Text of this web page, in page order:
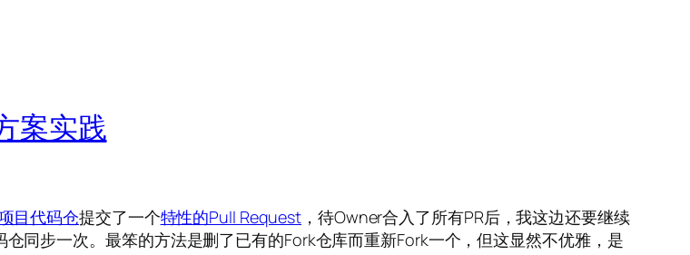
案实践
目代码仓提交了一个特性的Pull Request ，待Owner合入了所有PR后，我这边还要继续
同步一次。最笨的方法是删了已有的Fork仓库而重新Fork一个，但这显然不优雅，是